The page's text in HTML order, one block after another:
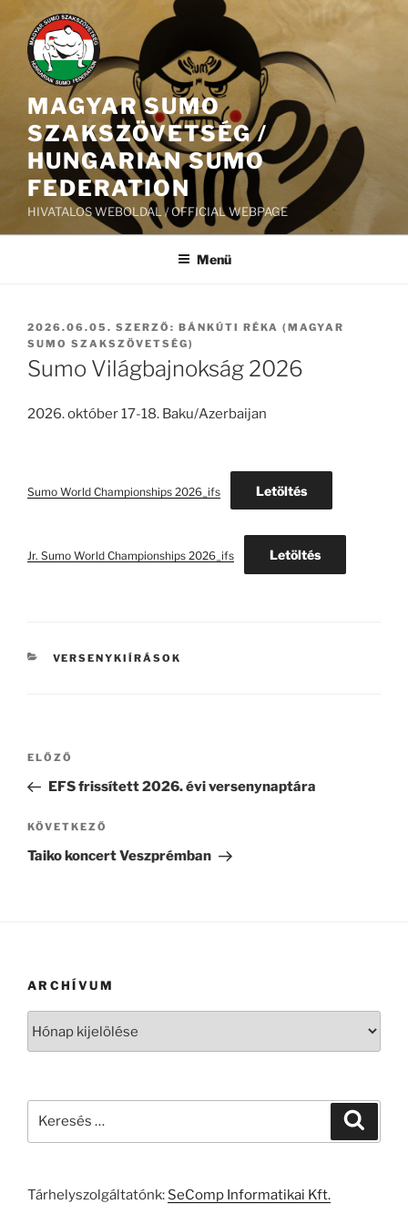
Tartalomhoz
MAGYAR SUMO
SZAKSZÖVETSÉG /
HUNGARIAN SUMO
FEDERATION
HIVATALOS WEBOLDAL / OFFICIAL WEBPAGE
Menü
BEKÜLDVE:
2026.06.05. SZERZŐ: BÁNKÚTI RÉKA (MAGYAR
SUMO SZAKSZÖVETSÉG)
Sumo Világbajnokság 2026
2026. október 17-18. Baku/Azerbaijan
Sumo World Championships 2026_ifs Letöltés
Jr. Sumo World Championships 2026_ifs Letöltés
KATEGÓRIÁK
VERSENYKIÍRÁSOK
Bejegyzés
Korábbi
bejegyzés
ELŐZŐ
EFS frissített 2026. évi versenynaptára
Következő
bejegyzés
KÖVETKEZŐ
Taiko koncert Veszprémban
ARCHÍVUM
Tárhelyszolgáltatónk: SeComp Informatikai Kft.